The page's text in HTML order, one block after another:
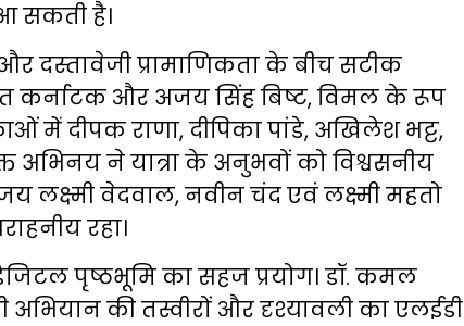
सकती है।
दस्तावेजी प्रामाणिकता के बीच सटीक
कर्नाटक और अजय सिंह बिष्ट, विमल के रूप
में दीपक राणा, दीपिका पांडे, अखिलेश भट्ट,
ने यात्रा के अनुभवों को विश्वसनीय
लक्ष्मी वेदवाल, नवीन चंद एवं लक्ष्मी महतो
रहा।
पृष्ठभूमि का सहज प्रयोग। डॉ. कमल
अभियान की तस्वीरों और दृश्यावली का एलईडी